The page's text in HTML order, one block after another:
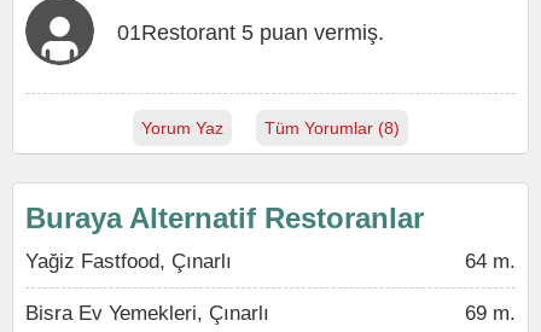
01Restorant 5 puan vermiş.
Yorum Yaz Tüm Yorumlar (8)
Buraya Alternatif Restoranlar
Yağiz Fastfood, Çınarlı 64 m.
Bisra Ev Yemekleri, Çınarlı 69 m.